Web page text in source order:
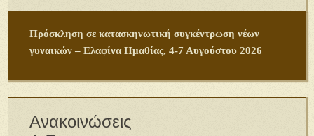
Πρόσκληση σε κατασκηνωτική συγκέντρωση νέων
γυναικών – Ελαφίνα Ημαθίας, 4-7 Αυγούστου 2026
Ανακοινώσεις